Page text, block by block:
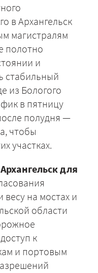
в Архангельск
магистралям
полотно
и
стабильный
из Бологого
в пятницу
полудня —
чтобы
участках.
для
на мостах и
области
к
и портовым